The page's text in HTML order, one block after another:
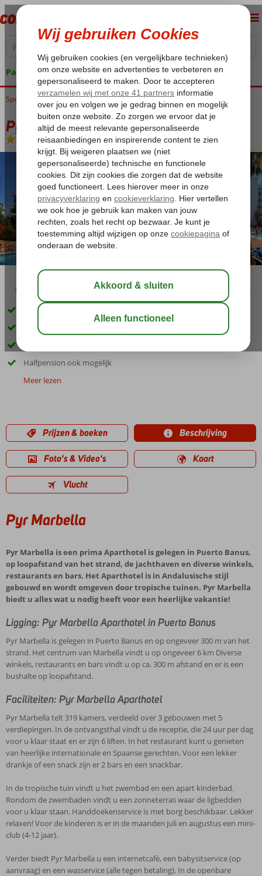
Pakketgarantie
Home
Spanje Costa del Sol Marbella Pyr Marbella
Pyr Marbella
Logies en ontbijt -Aparthotel
03:00 aug 31°C
Gelegen in Puerto Banus
Ca. 300 meter van het strand
Halfpension ook mogelijk
Meer lezen
Prijzen & boeken Beschrijving
Foto's & Video's Kaart
Vlucht
Pyr Marbella
Pyr Marbella is een prima Aparthotel is gelegen in Puerto Banus,
op loopafstand van het strand, de jachthaven en diverse winkels,
restaurants en bars. Het Aparthotel is in Andalusische stijl
gebouwd en wordt omgeven door tropische tuinen. Pyr Marbella
biedt u alles wat u nodig heeft voor een heerlijke vakantie!
Ligging: Pyr Marbella Aparthotel in Puerto Banus
Pyr Marbella is gelegen in Puerto Banus en op ongeveer 300 m van het
strand. Het centrum van Marbella vindt u op ongeveer 6 km Diverse
winkels, restaurants en bars vindt u op ca. 300 m afstand en er is een
bushalte op loopafstand.
Faciliteiten: Pyr Marbella Aparthotel
Pyr Marbella telt 319 kamers, verdeeld over 3 gebouwen met 5
verdiepingen. In de ontvangsthal vindt u de receptie, die 24 uur per dag
voor u klaar staat en er zijn 6 liften. In het restaurant kunt u genieten
van heerlijke internationale en Spaanse gerechten. Voor een lekker
drankje of een snack zijn er 2 bars en een snackbar.
In de tropische tuin vindt u het zwembad en een apart kinderbad.
Rondom de zwembaden vindt u een zonneterras waar de ligbedden
voor u klaar staan. Handdoekenservice is met borg beschikbaar. Lekker
relaxen! Voor de kinderen is er in de maanden juli en augustus een mini-
club (4-12 jaar).
Verder biedt Pyr Marbella u een internetcafé, een babysitservice (op
aanvraag) en een wasservice (alle tegen betaling). In de openbare